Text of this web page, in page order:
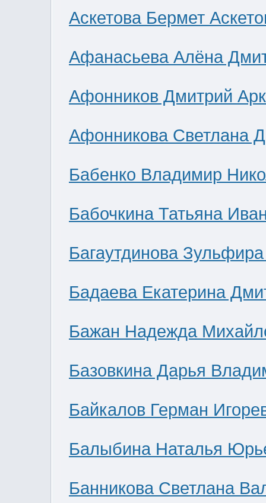
Аскетова Бермет
Афанасьева Алёна
Афонников Дмитрий
Афонникова Светлана
Бабенко Владимир
Бабочкина Татьяна
Багаутдинова
Бадаева Екатерина
Бажан Надежда
Базовкина Дарья
Байкалов Герман
Балыбина Наталья
Банникова Светлана